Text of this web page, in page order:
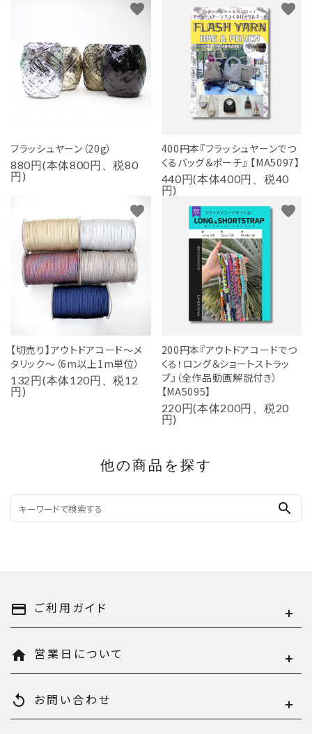
フラッシュヤーン（20g）
880円(本体800円、税80
円)
favorite
400円本『フラッシュヤーンでつ
くるバッグ＆ポーチ』 【MA5097】
440円(本体400円、税40
円)
favorite
【切売り】アウトドアコード～メ
タリック～（6m以上1m単位）
132円(本体120円、税12
円)
favorite
200円本『アウトドアコードでつ
くる！ロング＆ショートストラッ
プ』（全作品動画解説付き）
【MA5095】
220円(本体200円、税20
円)
favorite
他の商品を探す
search
payment ご利用ガイド
home 営業日について
replay お問い合わせ